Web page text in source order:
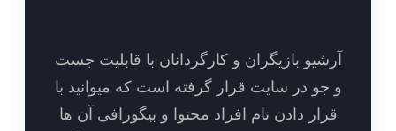
بازیگران و کارگردانان با قابلیت جست
در سایت قرار گرفته است که میوانید با
دادن نام افراد محتوا و بیگورافی آن ها